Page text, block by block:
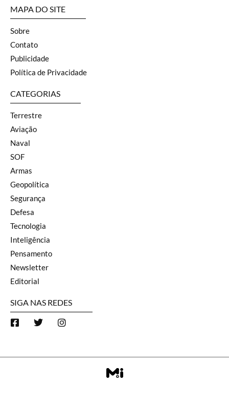
MAPA DO SITE
Sobre
Contato
Publicidade
Política de Privacidade
CATEGORIAS
Terrestre
Aviação
Naval
SOF
Armas
Geopolítica
Segurança
Defesa
Tecnologia
Inteligência
Pensamento
Newsletter
Editorial
SIGA NAS REDES